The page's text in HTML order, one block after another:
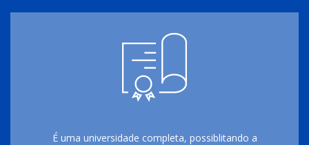
É uma universidade completa, possiblitando a